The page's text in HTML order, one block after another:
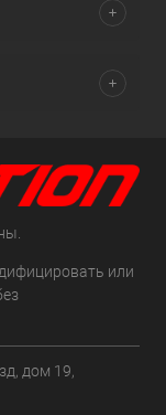
или
дом 19,